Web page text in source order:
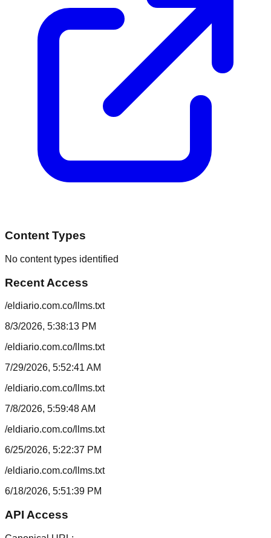
Content Types
No content types identified
Recent Access
/eldiario.com.co/llms.txt
8/3/2026, 5:38:13 PM
/eldiario.com.co/llms.txt
7/29/2026, 5:52:41 AM
/eldiario.com.co/llms.txt
7/8/2026, 5:59:48 AM
/eldiario.com.co/llms.txt
6/25/2026, 5:22:37 PM
/eldiario.com.co/llms.txt
6/18/2026, 5:51:39 PM
API Access